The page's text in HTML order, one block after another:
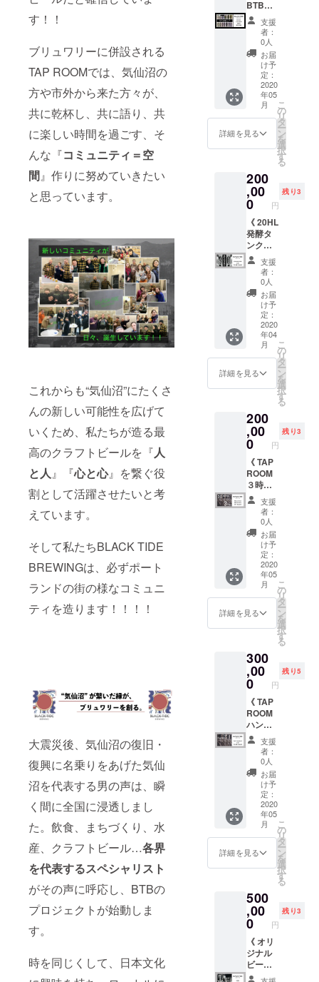
す！！
ブリュワリーに併設される
TAP ROOMでは、気仙沼の
方や市外から来た方々が、
共に乾杯し、共に語り、共
に楽しい時間を過ごす、そ
んな『コミュニティ＝空
間』作りに努めていきたい
と思っています。
これからも“気仙沼”にたくさ
んの新しい可能性を広げて
いくため、私たちが造る最
高のクラフトビールを『人
と人』『心と心』を繋ぐ役
割として活躍させたいと考
えています。
そして私たちBLACK TIDE
BREWINGは、必ずポート
ランドの街の様なコミュニ
ティを造ります！！！！
大震災後、気仙沼の復旧・
復興に名乗りをあげた気仙
沼を代表する男の声は、瞬
く間に全国に浸透しまし
た。飲食、まちづくり、水
産、クラフトビール…各界
を代表するスペシャリスト
がその声に呼応し、BTBの
プロジェクトが始動しま
す。
時を同じくして、日本文化
x ６
缶 ３
回送付
（夏、
秋、
冬：計
３回）
※年５回
ファン
クラブ
限定
パー
ティー
開催！
ナルグ
ラス持
参で
シーズ
ナブル
ビール
を一杯
提供！
さらに
年１
回、飲
み放題
特典つ
き！！
※継続加
入期間
中は毎
年、会
員証とT
シャツ
りしま
す。 ※
缶ビー
ル第１
段：
2020年
夏頃発
送予定
※缶ビー
ル第２
段：
2020年
秋頃発
送予定
※缶ビー
ル第３
段：
2020年
冬頃発
送予定
ツは非
売品の
グリー
ンロゴ
のもの
になり
ます。
サイズ
をご選
択くだ
さい。
グラス
x 1個 ・
オリジ
ナル
コース
ター x 2
枚 ・ロ
ゴス
テッ
カー x 1
枚 ※お
名前
シール
デザイ
途相
談。 ※T
シャツ
は非売
品のグ
リーン
ロゴの
ものに
なりま
す。 ※
各種サ
イズ、
カラー
をご選
択くだ
さい。
オリジ
ナルグ
ラス ×
御来店
人数分
・オリ
ジナル
コース
ター ×
御来店
人数分
・ロゴ
ステッ
カー ×
人数分
・お土
産缶
ビール
2缶 × 御
来店人
数分 ※T
シャ
ツ、グ
ラス、
コース
ター、
缶ビー
ルは御
来店当
日にお
渡しし
ます。
※缶製造
前にお
場合
は、缶
ビール
は後日
送付と
なりま
す。 ※
御来店
日時は
別途ご
相談願
いま
す。
※TAP
ROOM
までの
交通
費・宿
泊費は
ご負担
きます
ようお
願いい
たしま
す。
BTBの
ビール
で乾杯
コース
》 ・缶
ビール
x 12
缶 ７
回送付
（2020
年夏 x 2
回、秋
x 2回、
冬 x 1
2021年
春 x 1
回、夏
x 1回：
計７
回） ・
ロゴ入
りオリ
ジナル
グラス
x 2個 ・
オリジ
ナル
コース
ター x 4
枚 ・ロ
ゴス
テッ
カー x 2
枚 ・オ
ルTシャ
ツ（非
売品）x
2枚 出
来立て
の缶
ビール
12缶
セット
をクー
ル便で
お送り
しま
す！！
※Tシャ
ツ、グ
ラスは
2020年
春頃発
送予定
ル第１
段：
2020年
7月末頃
発送予
定 ※缶
ビール
第２
段：
2020年
8月末頃
発送予
定 ※缶
ビール
第３
段：
2020年
9月末頃
発送予
定 ※缶
第４
段：
2020年
10月末
頃発送
予定 ※
缶ビー
ル第５
支援
者：
0人
お届
け予
定：
2020
年05
月
詳細を見る
こ
の
リ
タ
ー
ン
を
選
択
す
る
200
,00
0 円
残り3
《 20HL
発酵タ
ンクに
あなた
のお名
前を貼
ります
コース
》 ・
20HL発
酵タン
クにお
名前
シール
を貼る
権利 ・
ナルT
シャツ
（非売
品）x 1
枚 ・オ
リジナ
ルパー
カー x 1
枚
（パー
プル or
チャ
コー
ル） ・
オリジ
ナル
キャッ
プ x 1個
（グ
レー or
ク or グ
リー
ン） ・
ロゴ入
りオリ
ジナル
グラス
x 1個 ・
オリジ
ナル
コース
ター x 3
枚 ・ロ
ゴス
テッ
カー x 1
枚 ※お
名前
シール
デザイ
途相
談。 ※T
シャツ
は非売
品のグ
リーン
ロゴの
ものに
支援
者：
0人
お届
け予
定：
2020
年04
月
詳細を見る
こ
の
リ
タ
ー
ン
を
選
択
す
る
200
,00
0 円
残り3
《 TAP
ROOM
３時間
貸切
コース
》 ・
TAP
ROOM
３時間
貸切&飲
み放題
チケッ
ト（２
０名様
まで）
・オリ
シャツ
× 御来
店人数
分 ・ロ
ゴ入り
オリジ
ナルグ
ラス ×
御来店
人数分
・オリ
ジナル
コース
ター ×
御来店
人数分
・ロゴ
ステッ
カー ×
御来店
・お土
産缶
ビール
2缶 × 御
来店人
数分 ※T
シャ
ツ、グ
支援
者：
0人
お届
け予
定：
2020
年05
月
詳細を見る
こ
の
リ
タ
ー
ン
を
選
択
す
る
300
,00
0 円
残り5
《 TAP
ROOM
ハンド
ルに名
前入れ
ます
コース
》 ・
TAP
ROOM
ハンド
ルにお
名前を
入れる
権利
→三年
い込ん
だ後に
送付い
たしま
す！！
・オリ
ジナルT
シャツ
支援
者：
0人
お届
け予
定：
2020
年05
月
詳細を見る
こ
の
リ
タ
ー
ン
を
選
択
す
る
500
,00
0 円
残り3
《 オリ
ジナル
ビール
仕込み